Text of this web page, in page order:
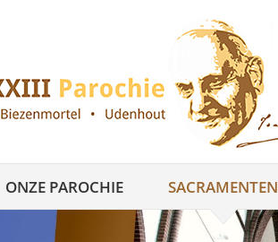
ONZE PAROCHIE SACRAMENTEN